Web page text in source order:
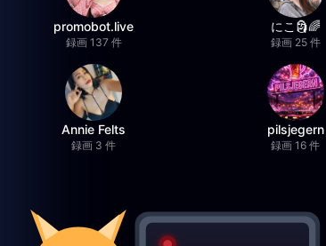
promobot.live
録画 137 件
にこ🗿🌈
録画 25 件
Annie Felts
録画 3 件
pilsjegern
録画 16 件